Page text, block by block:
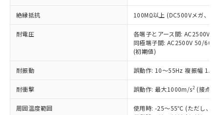
絶縁抵抗 100MΩ以上 (DC500Vメガ、点
耐電圧
各端子とアース間: AC2500V
同極端子間: AC2500V 50/
(初期値)
耐振動 誤動作: 10～55Hz 複振幅
耐衝撃 誤動作: 最大1000m/s2 (接点
周囲温度範囲
使用時: -25～55℃ (ただし、氷
様のお取引先、またはお客様担当のオ
ムロン制御機器販売店・当社販売員に
オムロン制御機器販売店や当社販売拠
販売ネットワーク
」をご確認
在庫状況および標準価格結果を当社の
事前の承諾なく第三者に漏洩または開
示しないようお願いします。
マイパーツ機能（部品リスト作成サー
ビス）をご利用いただくには、I-Web
（DBP） 1000ppm以下、フタル酸ジイソブチル
(DIBP) 1000ppm以下
但し、RoHS指令で産業用監視および制御機器に対する
フタル酸エステル類の４物質については閾値を超える意
図的な使用がないことを確認しています。
部品在庫の切り替え状況などにより、予定
月が前後することがあります。
イソブチル) : 1000ppm、 BBP(フタル酸ブチルベンジ
ル) : 1000ppm、
DEHP(フタル酸ビス(2-エチルヘキシル)) : 1000ppm
「ｅ」：有害物質（10物質）のすべてが基
準値以下であることを示します。
「10」：通常の使用状況下において有害物
質が外部に漏えいし、環境に深刻な影響を
及ぼさない年数を意味します。
いよう必要な手段を講じます。
当社は貴社製品を、核兵器、ミサイ
ル、化学兵器、生物兵器またはその他
武器並びにこれらの製造装置等に一切
当社は、貴社製品を第三者に販売する
場合は、上記1、2および3の内容を当
該第三者に通知します。また当社は、
販売先および販売に係わる関係者が違
法に輸出するおそれがある場合は、取
り引きをいたしません。
一定数には満たないが在庫あり
在庫なし(最新の在庫状況につ
いては、お客様のお取引先、ま
たはお客様担当のオムロン制御
機器販売店・当社販売員にご確
白
受注生産機種、また在庫状況の
情報を公開していない機種